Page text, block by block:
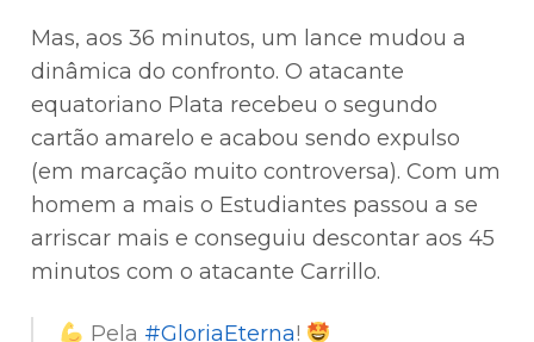
Mas, aos 36 minutos, um lance mudou a
dinâmica do confronto. O atacante
equatoriano Plata recebeu o segundo
cartão amarelo e acabou sendo expulso
(em marcação muito controversa). Com um
homem a mais o Estudiantes passou a se
arriscar mais e conseguiu descontar aos 45
minutos com o atacante Carrillo.
Pela #GloriaEterna!